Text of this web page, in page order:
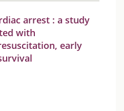
arrest : a study
with
early